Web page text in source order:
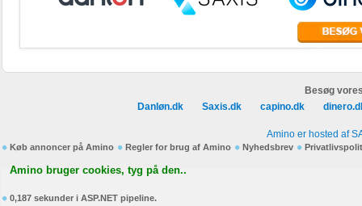
Besøg
Danløn.dk
Saxis.dk capino.dk
Amino er hosted af
Køb annoncer på Amino Regler for brug af Amino Nyhedsbrev
Amino bruger cookies, tyg på den..
0,187 sekunder i ASP.NET pipeline.